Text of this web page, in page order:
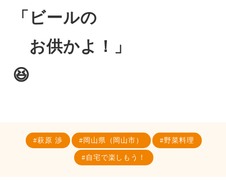
「ビールの
お供かよ！」
😆
萩原 渉 岡山県（岡山市） 野菜料理
自宅で楽しもう！